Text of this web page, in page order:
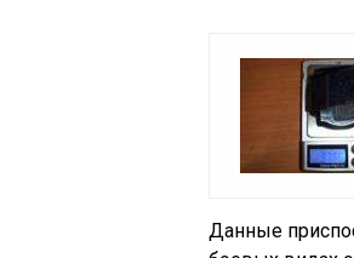
Данные